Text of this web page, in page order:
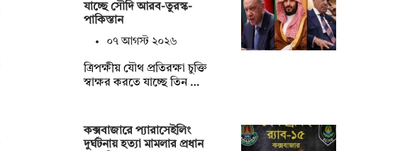
যাচ্ছে সৌদি আরব-তুরস্ক-
পাকিস্তান
০৭ আগস্ট ২০২৬
ত্রিপক্ষীয় যৌথ প্রতিরক্ষা চুক্তি
স্বাক্ষর করতে যাচ্ছে তিন …
কক্সবাজারে প্যারাসেইলিং
দুর্ঘটনায় হত্যা মামলার প্রধান